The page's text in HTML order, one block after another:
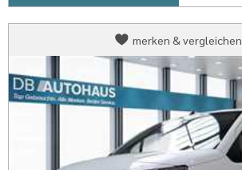
Opel
Combo
Kasten
Combo
Kasten
Cargo
Edition
1.5
merken & vergleichen